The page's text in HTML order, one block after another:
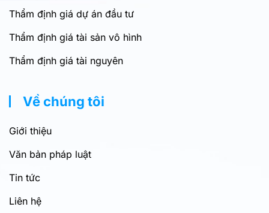
Thẩm định giá dự án đầu tư
Thẩm định giá tài sản vô hình
Thẩm định giá tài nguyên
Về chúng tôi
Giới thiệu
Văn bản pháp luật
Tin tức
Liên hệ